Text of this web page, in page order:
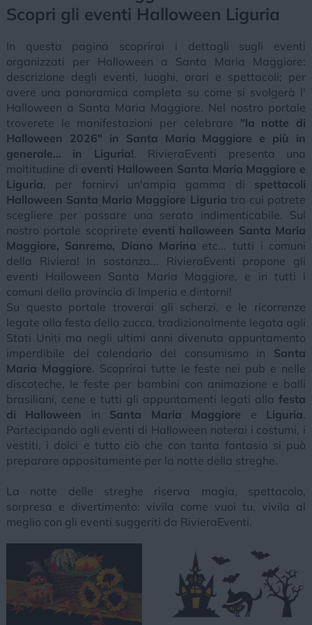
Scopri gli eventi Halloween Liguria
In questa pagina scoprirai i dettagli sugli eventi
organizzati per Halloween a Santa Maria Maggiore:
descrizione degli eventi, luoghi, orari e spettacoli; per
avere una panoramica completa su come si svolgerà l'
Halloween a Santa Maria Maggiore. Nel nostro portale
troverete le manifestazioni per celebrare "la notte di
Halloween 2026" in Santa Maria Maggiore e più in
generale... in Liguria!. RivieraEventi presenta una
moltitudine di eventi Halloween Santa Maria Maggiore e
Liguria, per fornirvi un'ampia gamma di spettacoli
Halloween Santa Maria Maggiore Liguria tra cui potrete
scegliere per passare una serata indimenticabile. Sul
nostro portale scoprirete eventi halloween Santa Maria
Maggiore, Sanremo, Diano Marina etc... tutti i comuni
della Riviera! In sostanza... RivieraEventi propone gli
eventi Halloween Santa Maria Maggiore, e in tutti i
comuni della provincia di Imperia e dintorni!
Su questo portale troverai gli scherzi, e le ricorrenze
legate alla festa della zucca, tradizionalmente legata agli
Stati Uniti ma negli ultimi anni divenuta appuntamento
imperdibile del calendario del consumismo in Santa
Maria Maggiore. Scoprirai tutte le feste nei pub e nelle
discoteche, le feste per bambini con animazione e balli
brasiliani, cene e tutti gli appuntamenti legati allafesta
di Halloween
in Santa Maria Maggiore e Liguria.
Partecipando agli eventi di Halloween noterai i costumi, i
vestiti, i dolci e tutto ciò che con tanta fantasia si può
preparare appositamente per la notte della streghe.
La notte delle streghe riserva magia, spettacolo,
sorpresa e divertimento: vivila come vuoi tu, vivila al
meglio con gli eventi suggeriti da RivieraEventi.